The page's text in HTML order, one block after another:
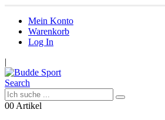
Mein Konto
Warenkorb
Log In
|
Search
00 Artikel